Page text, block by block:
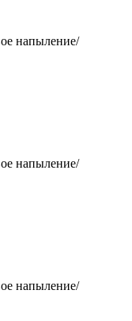
напыление/
напыление/
напыление/